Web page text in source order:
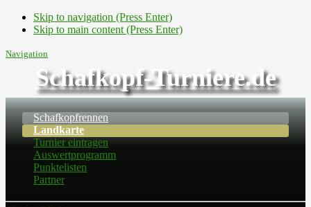
Skip to navigation (Press Enter)
Skip to main content (Press Enter)
Navigation
Schafkopf-Turniere.de
Schafkopfrennen
Landkarte
Turnier eintragen
Auswertprogramm
Punktelisten
Partner